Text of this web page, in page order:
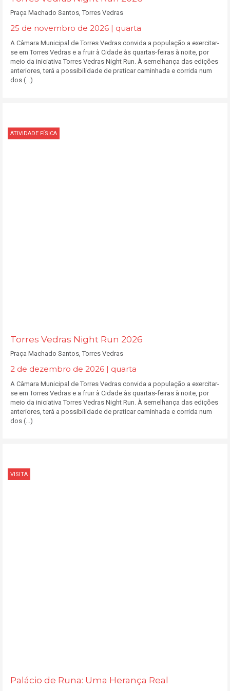
Praça Machado Santos, Torres Vedras
25 de novembro de 2026 | quarta
A Câmara Municipal de Torres Vedras convida a população a exercitar-
se em Torres Vedras e a fruir à Cidade às quartas-feiras à noite, por
meio da iniciativa Torres Vedras Night Run. À semelhança das edições
anteriores, terá a possibilidade de praticar caminhada e corrida num
dos (...)
ATIVIDADE FÍSICA
Torres Vedras Night Run 2026
Praça Machado Santos, Torres Vedras
2 de dezembro de 2026 | quarta
A Câmara Municipal de Torres Vedras convida a população a exercitar-
se em Torres Vedras e a fruir à Cidade às quartas-feiras à noite, por
meio da iniciativa Torres Vedras Night Run. À semelhança das edições
anteriores, terá a possibilidade de praticar caminhada e corrida num
dos (...)
VISITA
Palácio de Runa: Uma Herança Real